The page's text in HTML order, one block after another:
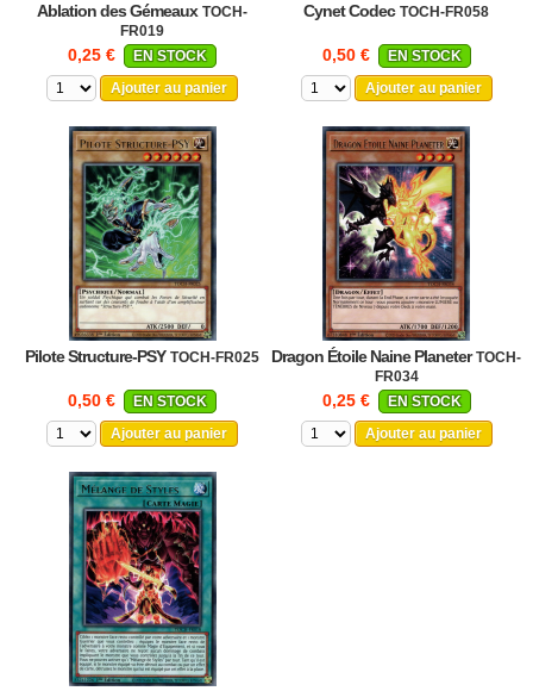
Ablation des Gémeaux TOCH-
FR019
0,25 €
EN STOCK
Ajouter au panier
Cynet Codec TOCH-FR058
0,50 €
EN STOCK
Ajouter au panier
Pilote Structure-PSY TOCH-FR025
0,50 €
EN STOCK
Ajouter au panier
Dragon Étoile Naine Planeter TOCH-
FR034
0,25 €
EN STOCK
Ajouter au panier